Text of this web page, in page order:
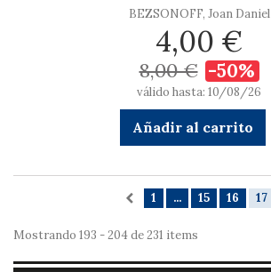
BEZSONOFF, Joan Daniel
4,00 €
8,00 € -50%
válido hasta: 10/08/26
Añadir al carrito
1 ... 15 16 17
Mostrando 193 - 204 de 231 items